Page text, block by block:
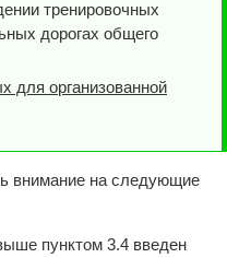
тренировочных
дорогах общего
для организованной
внимание на следующие
пунктом 3.4 введен